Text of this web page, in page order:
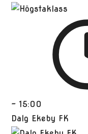
- 15:00
Dalg Ekeby FK